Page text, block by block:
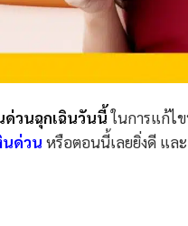
ด่วนฉุกเฉินวันนี้ในการแก้ไ
นด่วน หรือตอนนี้เลยยิ่งดี แล